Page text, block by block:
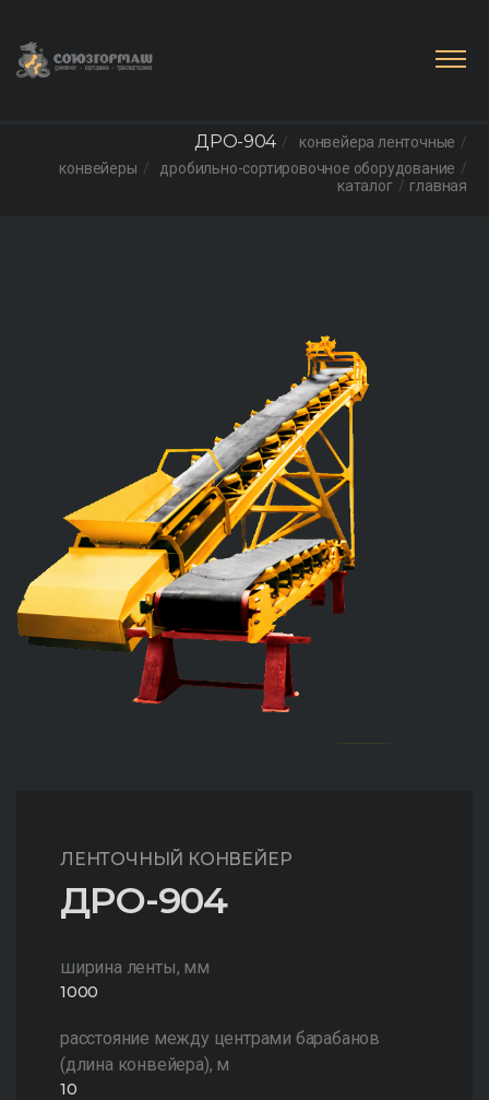
главная
каталог
дробильно-сортировочное оборудование
конвейеры
конвейера ленточные
ДРО-904
ЛЕНТОЧНЫЙ КОНВЕЙЕР
ДРО-904
ширина ленты, мм
1000
расстояние между центрами барабанов
(длина конвейера), м
10